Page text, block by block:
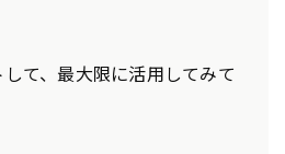
て、最大限に活用してみて